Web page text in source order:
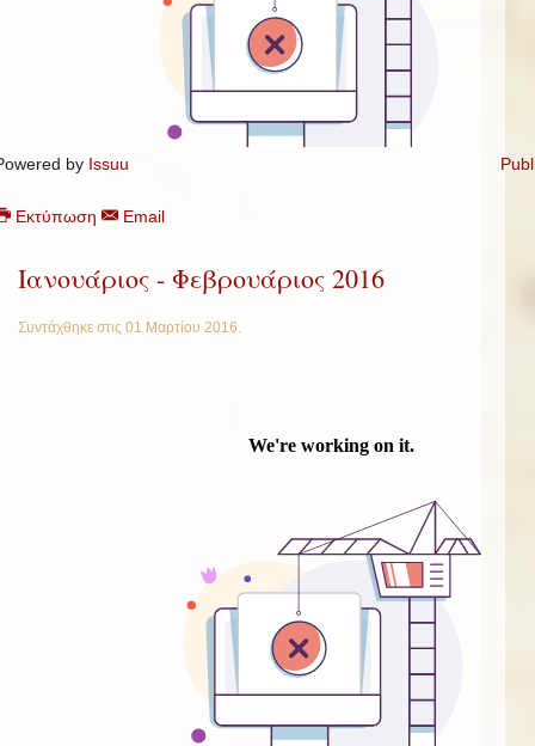
by Issuu
Εκτύπωση Email
Ιανουάριος - Φεβρουάριος 2016
Συντάχθηκε στις 01 Μαρτίου 2016.